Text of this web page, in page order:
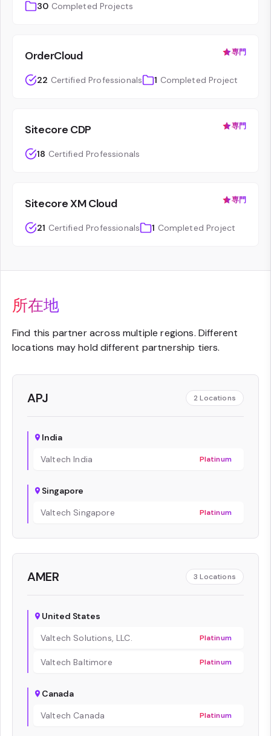
30 Completed Projects
OrderCloud 専門
22 Certified Professionals 1 Completed Project
Sitecore CDP 専門
18 Certified Professionals
Sitecore XM Cloud 専門
21 Certified Professionals 1 Completed Project
所在地
Find this partner across multiple regions. Different
locations may hold different partnership tiers.
APJ 2 Locations
India
Valtech India
Platinum
Singapore
Valtech Singapore
Platinum
AMER 3 Locations
United States
Valtech Solutions, LLC.
Platinum
Valtech Baltimore Platinum
Canada
Valtech Canada
Platinum